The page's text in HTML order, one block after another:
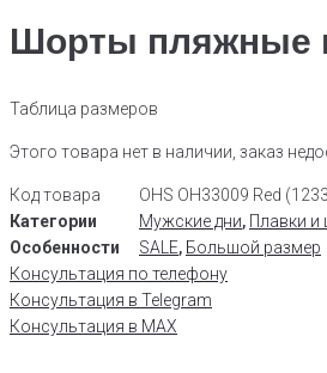
Шорты пляжные
Таблица размеров
Этого товара нет в наличии, заказ
Код товара
OHS OH33009 Red
Категории
Мужские дни, Плавки и
Особенности
SALE, Большой размер
Консультация по телефону
Консультация в Telegram
Консультация в MAX